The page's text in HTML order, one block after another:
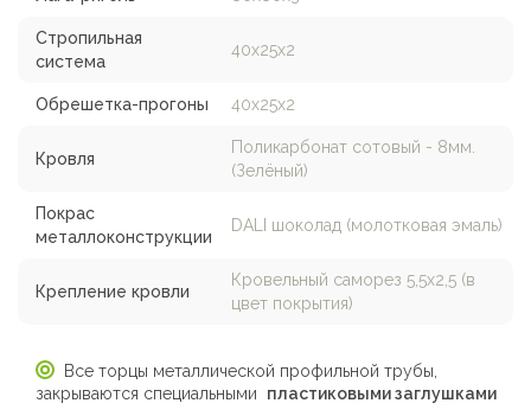
Стропильная
система
40х25х2
Обрешетка-прогоны 40х25х2
Кровля
Поликарбонат сотовый - 8мм.
(Зелёный)
Покрас
металлоконструкции
DALI шоколад (молотковая эмаль)
Крепление кровли
Кровельный саморез 5,5х2,5 (в
цвет покрытия)
Все торцы металлической профильной трубы,
закрываются специальными пластиковыми заглушками